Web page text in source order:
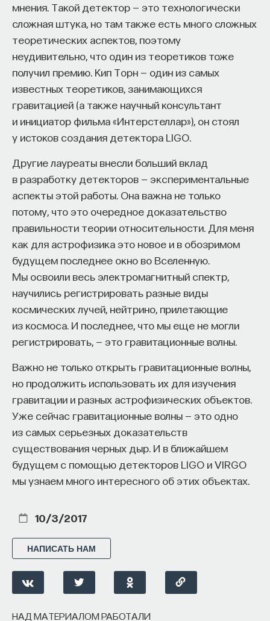
мнения. Такой детектор — это технологически
сложная штука, но там также есть много сложных
теоретических аспектов, поэтому
неудивительно, что один из теоретиков тоже
получил премию. Кип Торн — один из самых
известных теоретиков, занимающихся
гравитацией (а также научный консультант
и инициатор фильма «Интерстеллар»), он стоял
у истоков создания детектора LIGO.
Другие лауреаты внесли больший вклад
в разработку детекторов — экспериментальные
аспекты этой работы. Она важна не только
потому, что это очередное доказательство
правильности теории относительности. Для меня
как для астрофизика это новое и в обозримом
будущем последнее окно во Вселенную.
Мы освоили весь электромагнитный спектр,
научились регистрировать разные виды
космических лучей, нейтрино, прилетающие
из космоса. И последнее, что мы еще не могли
регистрировать, — это гравитационные волны.
Важно не только открыть гравитационные волны,
но продолжить использовать их для изучения
гравитации и разных астрофизических объектов.
Уже сейчас гравитационные волны — это одно
из самых серьезных доказательств
существования черных дыр. И в ближайшем
будущем с помощью детекторов LIGO и VIRGO
мы узнаем много интересного об этих объектах.
10/3/2017
НАПИСАТЬ НАМ
НАД МАТЕРИАЛОМ РАБОТАЛИ
движемся к ним — и дальше все должно
работать. Но в реальности с целеполаганием все
намного сложнее. Проблема не только
во временном разрыве, когда результат должен
проявиться через несколько лет. Ключевой
эффект образования не раскрывается в тот
момент, когда выпускник выходит на работу, —
тогда все только начинается. Дальше человек
адаптируется и еще много лет пользуется тем,
долго он опирается на свое первое образование,
речь идет не о нескольких годах,
а о десятилетиях».
У университета четыре цели
«Мы выделили четыре идеологии образования.
Первая — развитие и трансляция
дисциплинарного знания, где в центре находится
само знание, а не человек и не рынок труда.
Вторая — формирование определенного типа
человека, например человека, способного
общества, вклад в то, каким оно будет.
И четвертая — социальная эффективность,
то есть забота о том, как человек будет работать
за пределами университета и насколько
эффективным окажется в команде и профессии.
Университет не всегда может точно
предсказать, какие именно рабочие места ждут
выпускника, но сама эта оптика тоже остается
в какой из этих логик работает университет,
у него будут совершенно разные ответы
на вопрос о целях образования».
Университет должен строить